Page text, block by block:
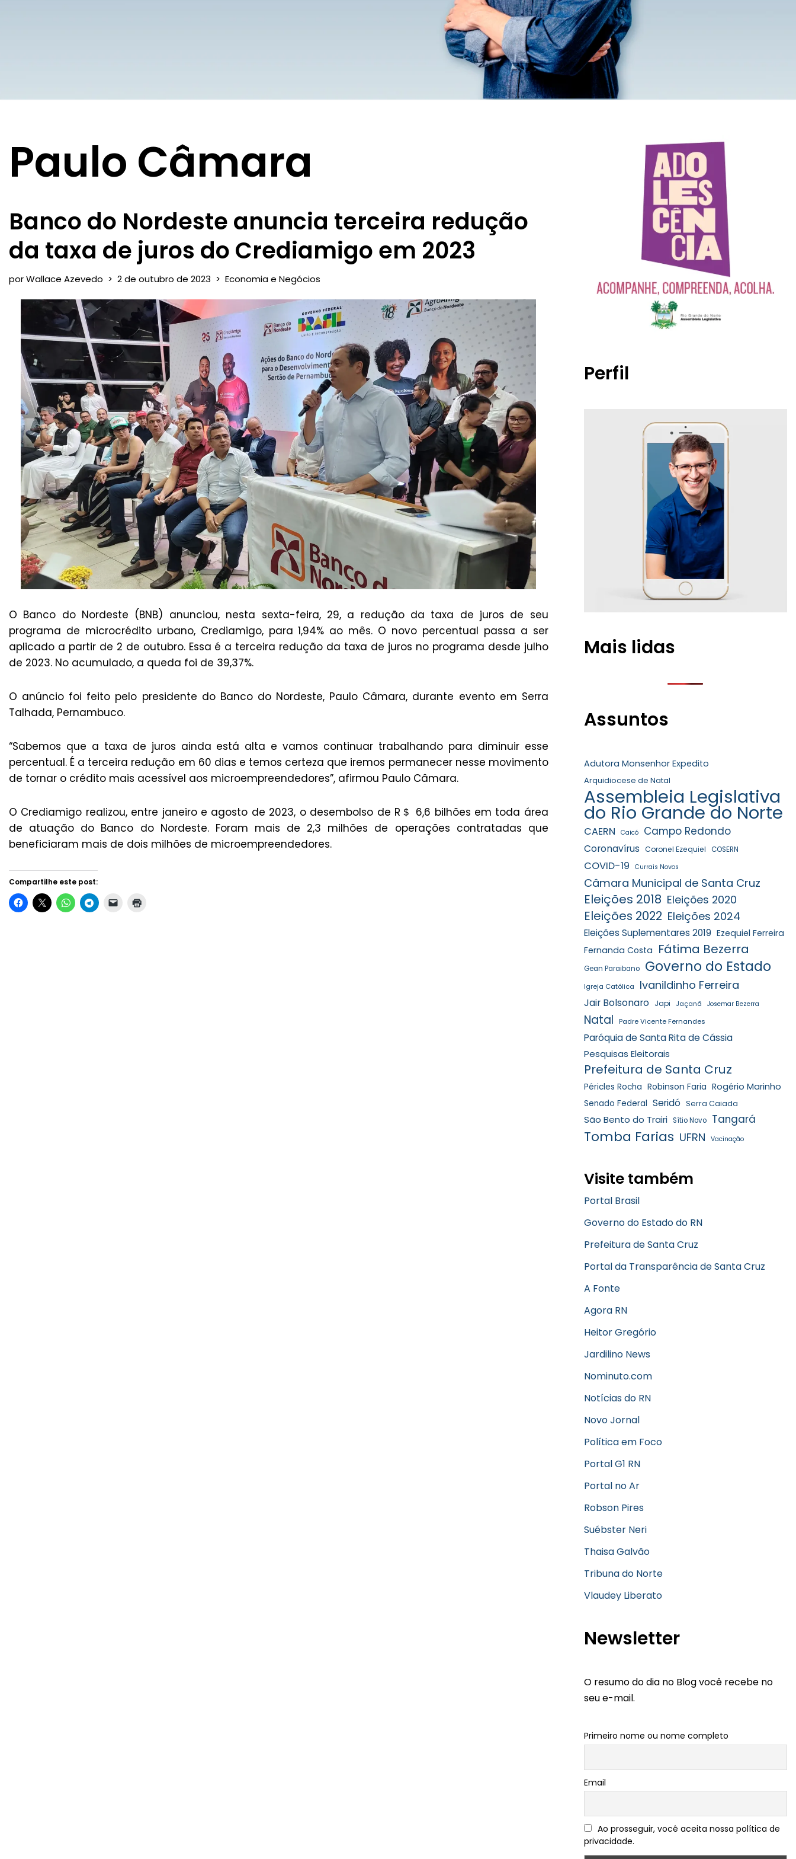
Paulo Câmara
Banco do Nordeste anuncia terceira redução
da taxa de juros do Crediamigo em 2023
porWallace Azevedo 2 de outubro de 2023 Economia e Negócios
O Banco do Nordeste (BNB) anunciou, nesta sexta-feira, 29, a redução da taxa de juros de seu
programa de microcrédito urbano, Crediamigo, para 1,94% ao mês. O novo percentual passa a ser
aplicado a partir de 2 de outubro. Essa é a terceira redução da taxa de juros no programa desde julho
de 2023. No acumulado, a queda foi de 39,37%.
O anúncio foi feito pelo presidente do Banco do Nordeste, Paulo Câmara, durante evento em Serra
Talhada, Pernambuco.
“Sabemos que a taxa de juros ainda está alta e vamos continuar trabalhando para diminuir esse
percentual. É a terceira redução em 60 dias e temos certeza que iremos permanecer nesse movimento
de tornar o crédito mais acessível aos microempreendedores”, afirmou Paulo Câmara.
O Crediamigo realizou, entre janeiro e agosto de 2023, o desembolso de R＄ 6,6 bilhões em toda área
de atuação do Banco do Nordeste. Foram mais de 2,3 milhões de operações contratadas que
beneficiaram mais de dois milhões de microempreendedores.
Compartilhe este post:
Perfil
Mais lidas
Assuntos
Adutora Monsenhor Expedito
Arquidiocese de Natal
Assembleia Legislativa
do Rio Grande do Norte
CAERN Caicó Campo Redondo
Coronavírus Coronel Ezequiel COSERN
COVID-19 Currais Novos
Câmara Municipal de Santa Cruz
Eleições 2018 Eleições 2020
Eleições 2022 Eleições 2024
Eleições Suplementares 2019 Ezequiel Ferreira
Fernanda Costa Fátima Bezerra
Gean Paraibano Governo do Estado
Igreja Católica Ivanildinho Ferreira
Jair Bolsonaro Japi Jaçanã Josemar Bezerra
Natal Padre Vicente Fernandes
Paróquia de Santa Rita de Cássia
Pesquisas Eleitorais
Prefeitura de Santa Cruz
Péricles Rocha Robinson Faria Rogério Marinho
Senado Federal Seridó Serra Caiada
São Bento do Trairi Sítio Novo Tangará
Tomba Farias UFRN Vacinação
Visite também
Portal Brasil
Governo do Estado do RN
Prefeitura de Santa Cruz
Portal da Transparência de Santa Cruz
A Fonte
Agora RN
Heitor Gregório
Jardilino News
Nominuto.com
Notícias do RN
Novo Jornal
Política em Foco
Portal G1 RN
Portal no Ar
Robson Pires
Suébster Neri
Thaisa Galvão
Tribuna do Norte
Vlaudey Liberato
Newsletter
O resumo do dia no Blog você recebe no
seu e-mail.
Primeiro nome ou nome completo
Email
Ao prosseguir, você aceita nossa política de
privacidade.